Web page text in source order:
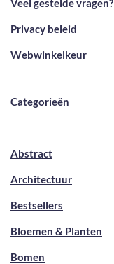
Veel gestelde vragen?
Privacy beleid
Webwinkelkeur
Categorieën
Abstract
Architectuur
Bestsellers
Bloemen & Planten
Bomen